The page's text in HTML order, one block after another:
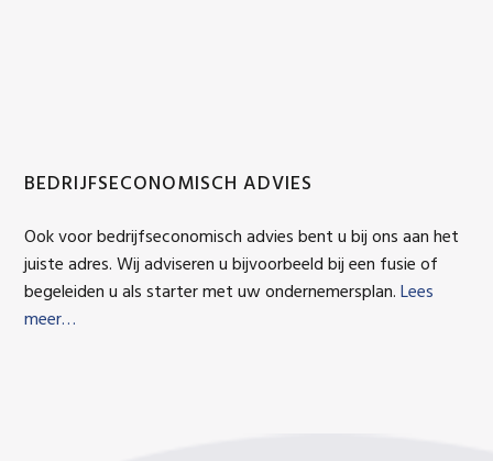
BEDRIJFSECONOMISCH ADVIES
Ook voor bedrijfseconomisch advies bent u bij ons aan het
juiste adres. Wij adviseren u bijvoorbeeld bij een fusie of
begeleiden u als starter met uw ondernemersplan.Lees
meer…